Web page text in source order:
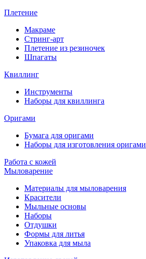
Плетение
Макраме
Стринг-арт
Плетение из резиночек
Шпагаты
Квиллинг
Инструменты
Наборы для квиллинга
Оригами
Бумага для оригами
Наборы для изготовления оригами
Работа с кожей
Мыловарение
Материалы для мыловарения
Красители
Мыльные основы
Наборы
Отдушки
Формы для литья
Упаковка для мыла